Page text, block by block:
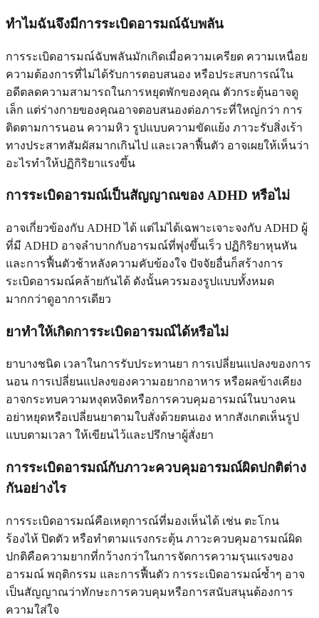
ทำไมฉันจึงมีการระเบิดอารมณ์ฉับพลัน
การระเบิดอารมณ์ฉับพลันมักเกิดเมื่อความเครียด ความเหนื่อย
ความต้องการที่ไม่ได้รับการตอบสนอง หรือประสบการณ์ใน
อดีตลดความสามารถในการหยุดพักของคุณ ตัวกระตุ้นอาจดู
เล็ก แต่ร่างกายของคุณอาจตอบสนองต่อภาระที่ใหญ่กว่า การ
ติดตามการนอน ความหิว รูปแบบความขัดแย้ง ภาวะรับสิ่งเร้า
ทางประสาทสัมผัสมากเกินไป และเวลาฟื้นตัว อาจเผยให้เห็นว่า
อะไรทำให้ปฏิกิริยาแรงขึ้น
การระเบิดอารมณ์เป็นสัญญาณของ ADHD หรือไม่
อาจเกี่ยวข้องกับ ADHD ได้ แต่ไม่ได้เฉพาะเจาะจงกับ ADHD ผู้
ที่มี ADHD อาจลำบากกับอารมณ์ที่พุ่งขึ้นเร็ว ปฏิกิริยาหุนหัน
และการฟื้นตัวช้าหลังความคับข้องใจ ปัจจัยอื่นก็สร้างการ
ระเบิดอารมณ์คล้ายกันได้ ดังนั้นควรมองรูปแบบทั้งหมด
มากกว่าดูอาการเดียว
ยาทำให้เกิดการระเบิดอารมณ์ได้หรือไม่
ยาบางชนิด เวลาในการรับประทานยา การเปลี่ยนแปลงของการ
นอน การเปลี่ยนแปลงของความอยากอาหาร หรือผลข้างเคียง
อาจกระทบความหงุดหงิดหรือการควบคุมอารมณ์ในบางคน
อย่าหยุดหรือเปลี่ยนยาตามใบสั่งด้วยตนเอง หากสังเกตเห็นรูป
แบบตามเวลา ให้เขียนไว้และปรึกษาผู้สั่งยา
การระเบิดอารมณ์กับภาวะควบคุมอารมณ์ผิดปกติต่าง
กันอย่างไร
การระเบิดอารมณ์คือเหตุการณ์ที่มองเห็นได้ เช่น ตะโกน
ร้องไห้ ปิดตัว หรือทำตามแรงกระตุ้น ภาวะควบคุมอารมณ์ผิด
ปกติคือความยากที่กว้างกว่าในการจัดการความรุนแรงของ
อารมณ์ พฤติกรรม และการฟื้นตัว การระเบิดอารมณ์ซ้ำๆ อาจ
เป็นสัญญาณว่าทักษะการควบคุมหรือการสนับสนุนต้องการ
ความใส่ใจ